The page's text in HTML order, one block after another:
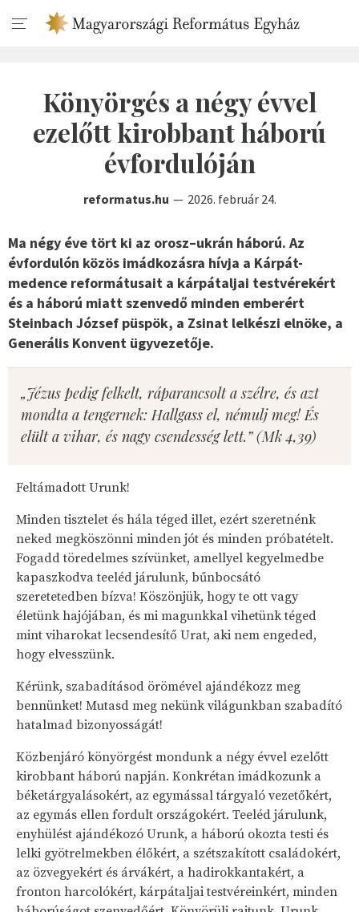
Könyörgés a négy évvel
ezelőtt kirobbant háború
évfordulóján
reformatus.hu 2026. február 24.
Ma négy éve tört ki az orosz–ukrán háború. Az
évfordulón közös imádkozásra hívja a Kárpát-
medence reformátusait a kárpátaljai testvérekért
és a háború miatt szenvedő minden emberért
Steinbach József püspök, a Zsinat lelkészi elnöke, a
Generális Konvent ügyvezetője.
„Jézus pedig felkelt, ráparancsolt a szélre, és azt
mondta a tengernek: Hallgass el, némulj meg! És
elült a vihar, és nagy csendesség lett.” (Mk 4,39)
Feltámadott Urunk!
Minden tisztelet és hála téged illet, ezért szeretnénk
neked megköszönni minden jót és minden próbatételt.
Fogadd töredelmes szívünket, amellyel kegyelmedbe
kapaszkodva teeléd járulunk, bűnbocsátó
szeretetedben bízva! Köszönjük, hogy te ott vagy
életünk hajójában, és mi magunkkal vihetünk téged
mint viharokat lecsendesítő Urat, aki nem engeded,
hogy elvesszünk.
Kérünk, szabadításod örömével ajándékozz meg
bennünket! Mutasd meg nekünk világunkban szabadító
hatalmad bizonyosságát!
Közbenjáró könyörgést mondunk a négy évvel ezelőtt
kirobbant háború napján. Konkrétan imádkozunk a
béketárgyalásokért, az egymással tárgyaló vezetőkért,
az egymás ellen fordult országokért. Teeléd járulunk,
enyhülést ajándékozó Urunk, a háború okozta testi és
lelki gyötrelmekben élőkért, a szétszakított családokért,
az özvegyekért és árvákért, a hadirokkantakért, a
fronton harcolókért, kárpátaljai testvéreinkért, minden